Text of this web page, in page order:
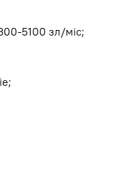
5100 зл/міс;